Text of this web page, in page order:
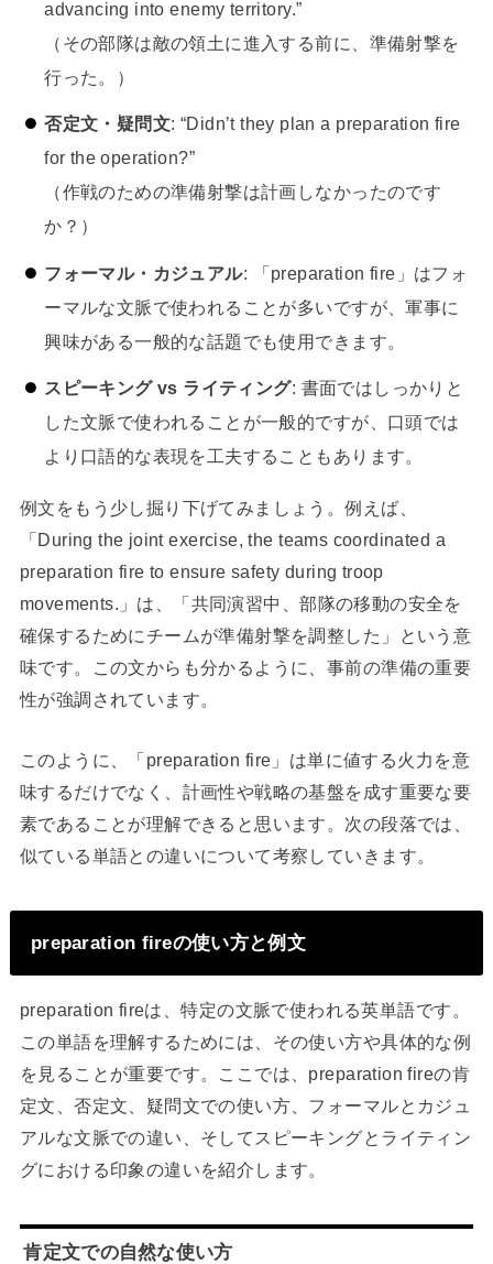
advancing into enemy territory.”
（その部隊は敵の領土に進入する前に、準備射撃を
行った。）
否定文・疑問文: “Didn’t they plan a preparation fire
for the operation?”
（作戦のための準備射撃は計画しなかったのです
か？）
フォーマル・カジュアル: 「preparation fire」はフォ
ーマルな文脈で使われることが多いですが、軍事に
興味がある一般的な話題でも使用できます。
スピーキング vs ライティング: 書面ではしっかりと
した文脈で使われることが一般的ですが、口頭では
より口語的な表現を工夫することもあります。
例文をもう少し掘り下げてみましょう。例えば、
「During the joint exercise, the teams coordinated a
preparation fire to ensure safety during troop
movements.」は、「共同演習中、部隊の移動の安全を
確保するためにチームが準備射撃を調整した」という意
味です。この文からも分かるように、事前の準備の重要
性が強調されています。
このように、「preparation fire」は単に値する火力を意
味するだけでなく、計画性や戦略の基盤を成す重要な要
素であることが理解できると思います。次の段落では、
似ている単語との違いについて考察していきます。
preparation fireの使い方と例文
preparation fireは、特定の文脈で使われる英単語です。
この単語を理解するためには、その使い方や具体的な例
を見ることが重要です。ここでは、preparation fireの肯
定文、否定文、疑問文での使い方、フォーマルとカジュ
アルな文脈での違い、そしてスピーキングとライティン
グにおける印象の違いを紹介します。
肯定文での自然な使い方